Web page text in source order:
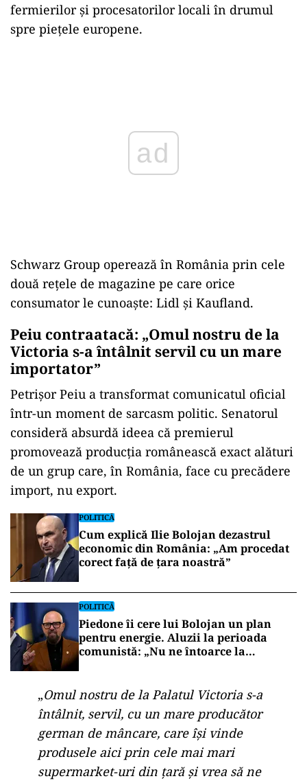
fermierilor și procesatorilor locali în drumul
spre piețele europene.
Schwarz Group operează în România prin cele
două rețele de magazine pe care orice
consumator le cunoaște: Lidl și Kaufland.
Peiu contraatacă: „Omul nostru de la
Victoria s-a întâlnit servil cu un mare
importator”
Petrișor Peiu a transformat comunicatul oficial
într-un moment de sarcasm politic. Senatorul
consideră absurdă ideea că premierul
promovează producția românească exact alături
de un grup care, în România, face cu precădere
import, nu export.
POLITICĂ
Cum explică Ilie Bolojan dezastrul
economic din România: „Am procedat
corect față de țara noastră”
POLITICĂ
Piedone îi cere lui Bolojan un plan
pentru energie. Aluzii la perioada
comunistă: „Nu ne întoarce la
„Omul nostru de la Palatul Victoria s-a
întâlnit, servil, cu un mare producător
german de mâncare, care își vinde
produsele aici prin cele mai mari
supermarket-uri din țară și vrea să ne